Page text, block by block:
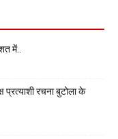
में..
प्रत्याशी रचना बुटोला के